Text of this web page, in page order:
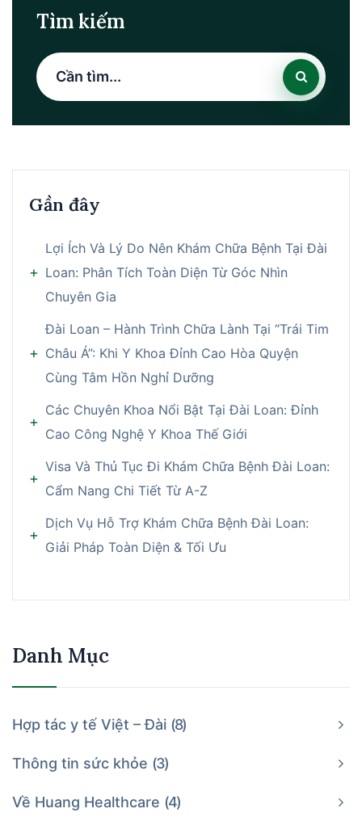
Tìm kiếm
Gần đây
Lợi Ích Và Lý Do Nên Khám Chữa Bệnh Tại Đài
Loan: Phân Tích Toàn Diện Từ Góc Nhìn
Chuyên Gia
Đài Loan – Hành Trình Chữa Lành Tại “Trái Tim
Châu Á”: Khi Y Khoa Đỉnh Cao Hòa Quyện
Cùng Tâm Hồn Nghỉ Dưỡng
Các Chuyên Khoa Nổi Bật Tại Đài Loan: Đỉnh
Cao Công Nghệ Y Khoa Thế Giới
Visa Và Thủ Tục Đi Khám Chữa Bệnh Đài Loan:
Cẩm Nang Chi Tiết Từ A-Z
Dịch Vụ Hỗ Trợ Khám Chữa Bệnh Đài Loan:
Giải Pháp Toàn Diện & Tối Ưu
Danh Mục
Hợp tác y tế Việt – Đài 8
Thông tin sức khỏe 3
Về Huang Healthcare 4